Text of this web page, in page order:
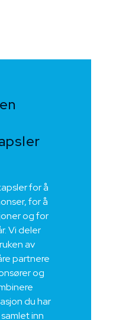
for å
for å
og for
Vi deler
av
partnere
og
du har
inn